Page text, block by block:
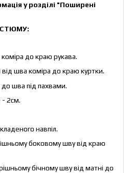
у розділі "Поширені
до краю рукава.
шва коміра до краю куртки.
шва під пахвами.
- 2см.
навпіл.
боковому шву від краю
бічному шву від матні до